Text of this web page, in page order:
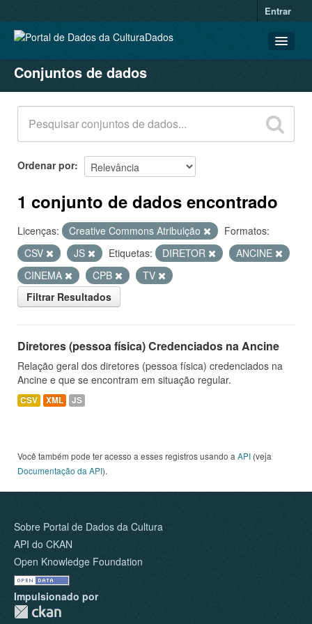
Entrar
CONJUNTOS DE DADOS
ORGANIZAÇÕES
GRUPOS
SOBRE
Conjuntos de dados
Ordenar por
1 conjunto de dados encontrado
Licenças: Creative Commons Atribuição
Formatos:
CSV
JS Etiquetas: DIRETOR
ANCINE
CINEMA
CPB
TV
Filtrar Resultados
Diretores (pessoa física) Credenciados na Ancine
Relação geral dos diretores (pessoa física) credenciados na
Ancine e que se encontram em situação regular.
CSV XML JS
Você também pode ter acesso a esses registros usando a API (veja
Documentação da API).
Sobre Portal de Dados da Cultura
API do CKAN
Open Knowledge Foundation
Impulsionado por